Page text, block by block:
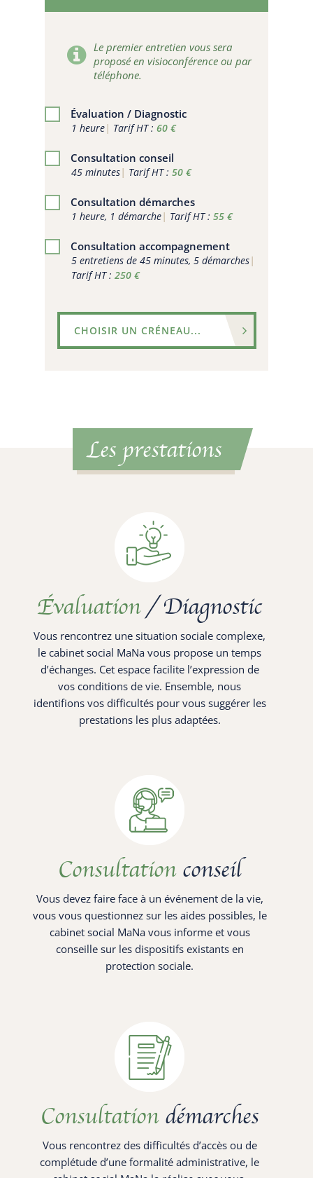
Le premier entretien vous sera
proposé en visioconférence ou par
téléphone.
Évaluation / Diagnostic
1 heure| Tarif HT : 60 €
Consultation conseil
45 minutes| Tarif HT : 50 €
Consultation démarches
1 heure, 1 démarche| Tarif HT : 55 €
Consultation accompagnement
5 entretiens de 45 minutes, 5 démarches|
Tarif HT : 250 €
CHOISIR UN CRÉNEAU...
Les prestations
Évaluation/ Diagnostic
Vous rencontrez une situation sociale complexe,
le cabinet social MaNa vous propose un temps
d’échanges. Cet espace facilite l’expression de
vos conditions de vie. Ensemble, nous
identifions vos difficultés pour vous suggérer les
prestations les plus adaptées.
Consultationconseil
Vous devez faire face à un événement de la vie,
vous vous questionnez sur les aides possibles, le
cabinet social MaNa vous informe et vous
conseille sur les dispositifs existants en
protection sociale.
Consultationdémarches
Vous rencontrez des difficultés d’accès ou de
complétude d’une formalité administrative, le